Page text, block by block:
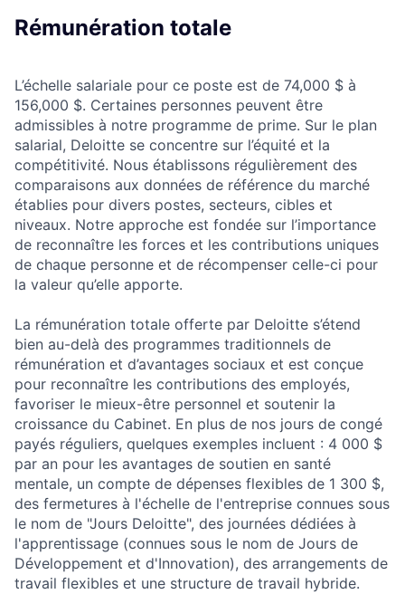
Rémunération totale
L’échelle salariale pour ce poste est de 74,000 $ à
156,000 $. Certaines personnes peuvent être
admissibles à notre programme de prime. Sur le plan
salarial, Deloitte se concentre sur l’équité et la
compétitivité. Nous établissons régulièrement des
comparaisons aux données de référence du marché
établies pour divers postes, secteurs, cibles et
niveaux. Notre approche est fondée sur l’importance
de reconnaître les forces et les contributions uniques
de chaque personne et de récompenser celle-ci pour
la valeur qu’elle apporte.
La rémunération totale offerte par Deloitte s’étend
bien au-delà des programmes traditionnels de
rémunération et d’avantages sociaux et est conçue
pour reconnaître les contributions des employés,
favoriser le mieux-être personnel et soutenir la
croissance du Cabinet. En plus de nos jours de congé
payés réguliers, quelques exemples incluent : 4 000 $
par an pour les avantages de soutien en santé
mentale, un compte de dépenses flexibles de 1 300 $,
des fermetures à l'échelle de l'entreprise connues sous
le nom de "Jours Deloitte", des journées dédiées à
l'apprentissage (connues sous le nom de Jours de
Développement et d'Innovation), des arrangements de
travail flexibles et une structure de travail hybride.